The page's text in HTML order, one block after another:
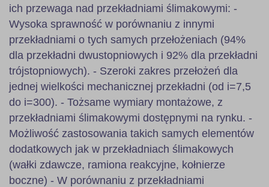
ich przewaga nad przekładniami ślimakowymi: -
Wysoka sprawność w porównaniu z innymi
przekładniami o tych samych przełożeniach (94%
dla przekładni dwustopniowych i 92% dla przekładni
trójstopniowych). - Szeroki zakres przełożeń dla
jednej wielkości mechanicznej przekładni (od i=7,5
do i=300). - Tożsame wymiary montażowe, z
przekładniami ślimakowymi dostępnymi na rynku. -
Możliwość zastosowania takich samych elementów
dodatkowych jak w przekładniach ślimakowych
(wałki zdawcze, ramiona reakcyjne, kołnierze
boczne) - W porównaniu z przekładniami